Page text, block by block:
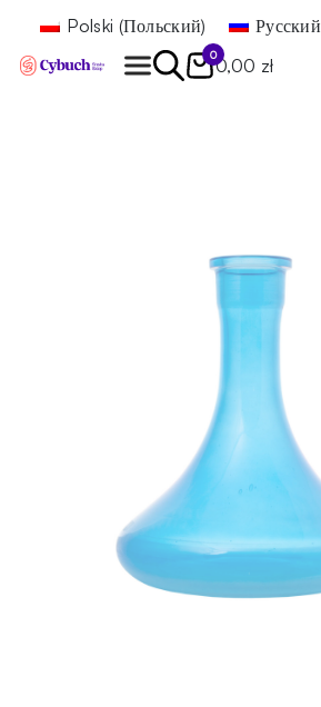
Polski (Польский) Русский
0
0,00 zł